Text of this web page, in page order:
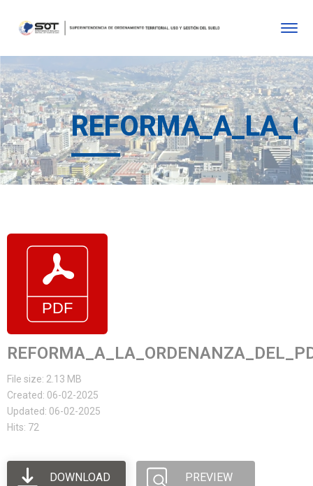
File size: 2.13 MB
Created: 06-02-2025
Updated: 06-02-2025
Hits: 72
DOWNLOAD PREVIEW